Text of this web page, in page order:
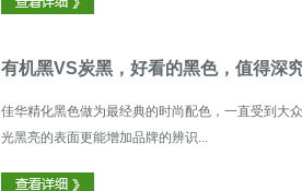
有机黑VS炭黑，好看的黑色，值得深
佳华精化黑色做为最经典的时尚配色，一直受到大
光黑亮的表面更能增加品牌的辨识...